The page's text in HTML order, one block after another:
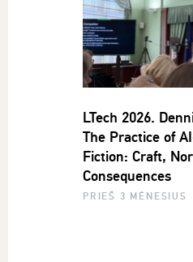
LTech 2026.
The Practice of
Fiction: Craft,
Consequences
PRIEŠ 3 MĖNESIUS